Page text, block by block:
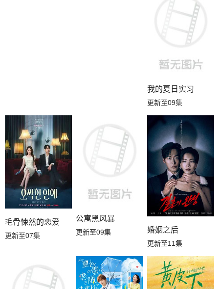
我的夏日实习
更新至09集
毛骨悚然的恋爱
更新至07集
公寓黑风暴
更新至09集 婚姻之后
更新至11集